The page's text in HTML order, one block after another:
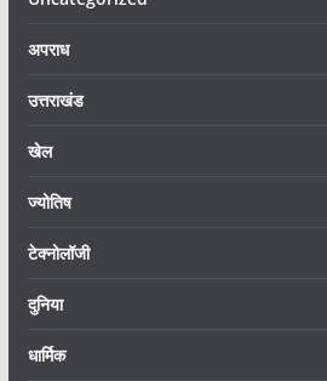
अपराध
उत्तराखंड
खेल
ज्योतिष
टेक्नोलॉजी
दुनिया
धार्मिक